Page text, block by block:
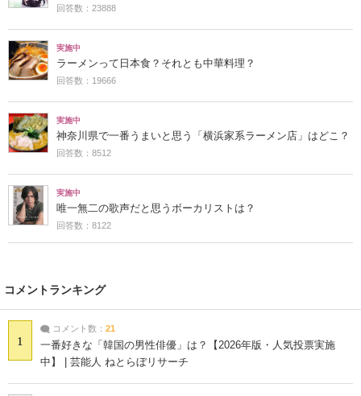
回答数：23888
実施中
ラーメンって日本食？それとも中華料理？
回答数：19666
実施中
神奈川県で一番うまいと思う「横浜家系ラーメン店」はどこ？
回答数：8512
実施中
唯一無二の歌声だと思うボーカリストは？
回答数：8122
コメントランキング
1
コメント数： 21
一番好きな「韓国の男性俳優」は？【2026年版・人気投票実施
中】 | 芸能人 ねとらぼリサーチ